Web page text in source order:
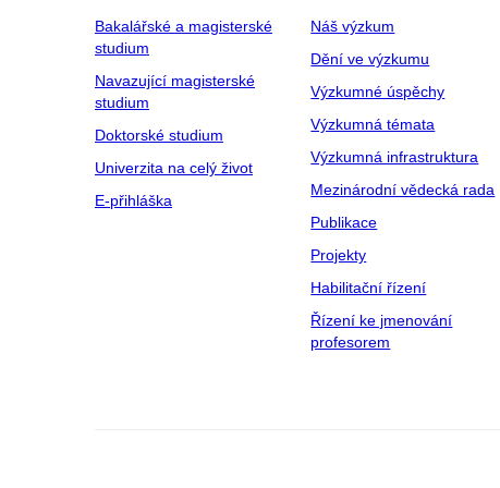
Bakalářské a magisterské
studium
Navazující magisterské
studium
Doktorské studium
Univerzita na celý život
E-přihláška
Náš výzkum
Dění ve výzkumu
Výzkumné úspěchy
Výzkumná témata
Výzkumná infrastruktura
Mezinárodní vědecká rada
Publikace
Projekty
Habilitační řízení
Řízení ke jmenování
profesorem